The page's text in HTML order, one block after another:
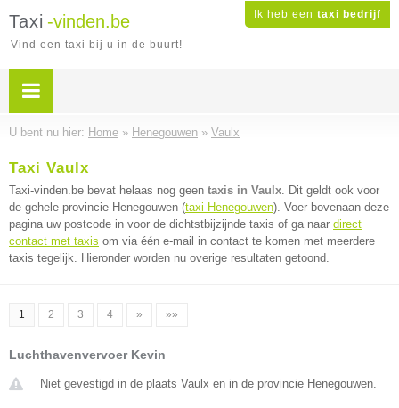
Ik heb een taxi bedrijf
Taxi -vinden.be
Vind een taxi bij u in de buurt!
U bent nu hier: Home » Henegouwen » Vaulx
Taxi Vaulx
Taxi-vinden.be bevat helaas nog geen taxis in Vaulx. Dit geldt ook voor
de gehele provincie Henegouwen (taxi Henegouwen). Voer bovenaan deze
pagina uw postcode in voor de dichtstbijzijnde taxis of ga naar direct
contact met taxis om via één e-mail in contact te komen met meerdere
taxis tegelijk. Hieronder worden nu overige resultaten getoond.
1 2 3 4 » »»
Luchthavenvervoer Kevin
Niet gevestigd in de plaats Vaulx en in de provincie Henegouwen.